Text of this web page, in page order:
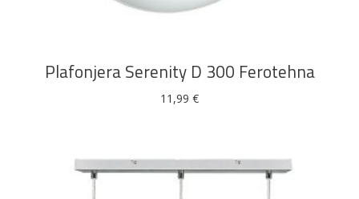
Plafonjera Serenity D 300 Ferotehna
11,99 €